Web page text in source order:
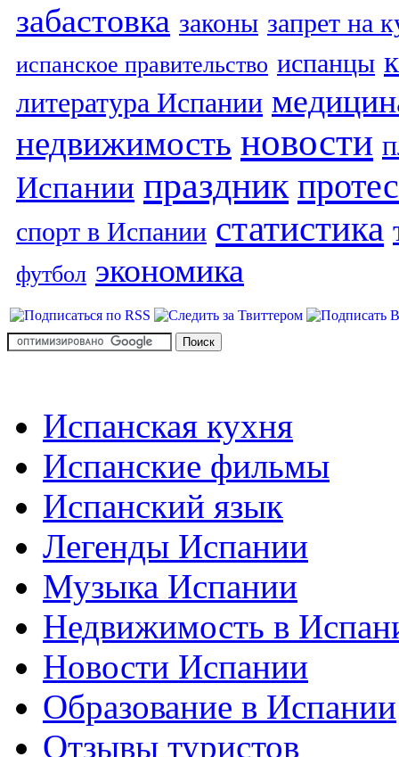
забастовка законы запрет на
испанское правительство испанцы
литература Испании
недвижимость новости
Испании праздник
спорт в Испании статистика
футбол экономика
Испанская кухня
Испанские фильмы
Испанский язык
Легенды Испании
Музыка Испании
Недвижимость в
Новости Испании
Образование в Испании
Отзывы туристов